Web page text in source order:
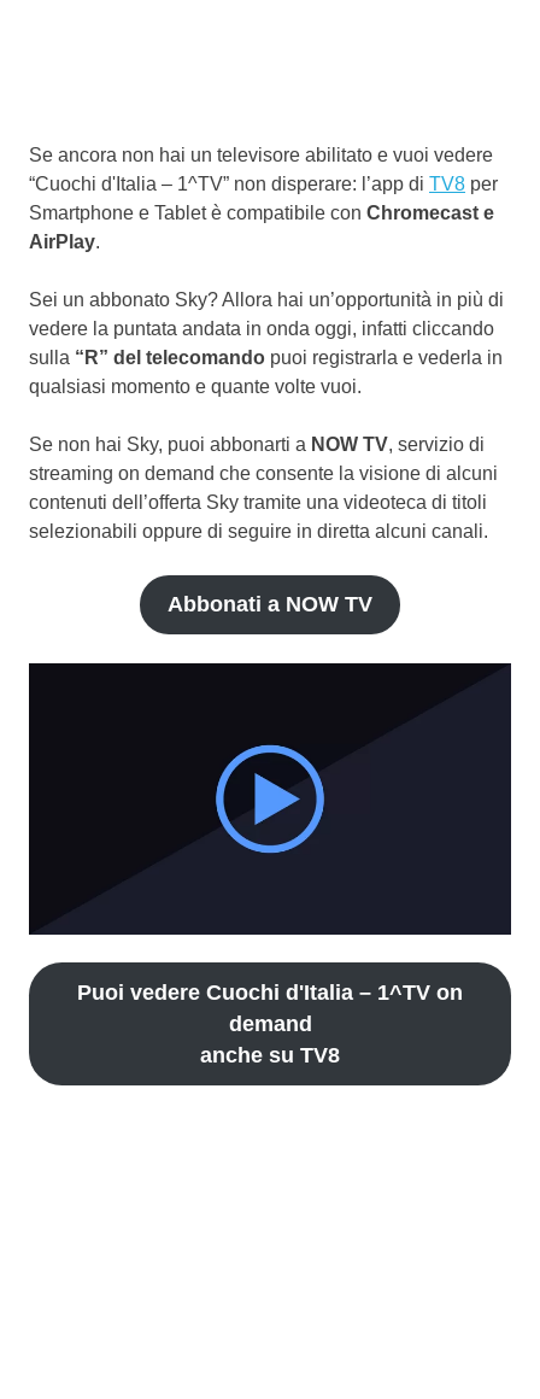
Se ancora non hai un televisore abilitato e vuoi vedere
“Cuochi d'Italia – 1^TV” non disperare: l’app di TV8 per
Smartphone e Tablet è compatibile con Chromecast e
AirPlay.
Sei un abbonato Sky? Allora hai un’opportunità in più di
vedere la puntata andata in onda oggi, infatti cliccando
sulla “R” del telecomando puoi registrarla e vederla in
qualsiasi momento e quante volte vuoi.
Se non hai Sky, puoi abbonarti a NOW TV, servizio di
streaming on demand che consente la visione di alcuni
contenuti dell’offerta Sky tramite una videoteca di titoli
selezionabili oppure di seguire in diretta alcuni canali.
Abbonati a NOW TV
Puoi vedere Cuochi d'Italia – 1^TV on
demand
anche su TV8